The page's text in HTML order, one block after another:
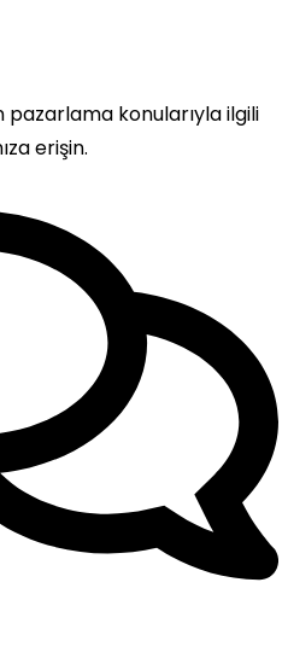
konularıyla ilgili
erişin.